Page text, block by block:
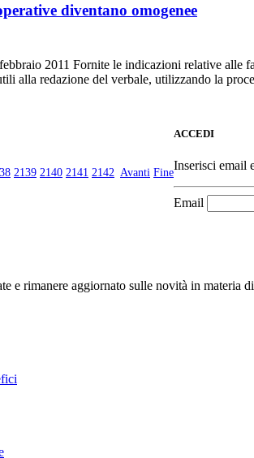
diventano omogenee
2011 Fornite le indicazioni relative alle
alla redazione del verbale, utilizzando la
2139 2140 2141 2142 Avanti Fine
ACCEDI
Inserisci email
Email
e rimanere aggiornato sulle novità in